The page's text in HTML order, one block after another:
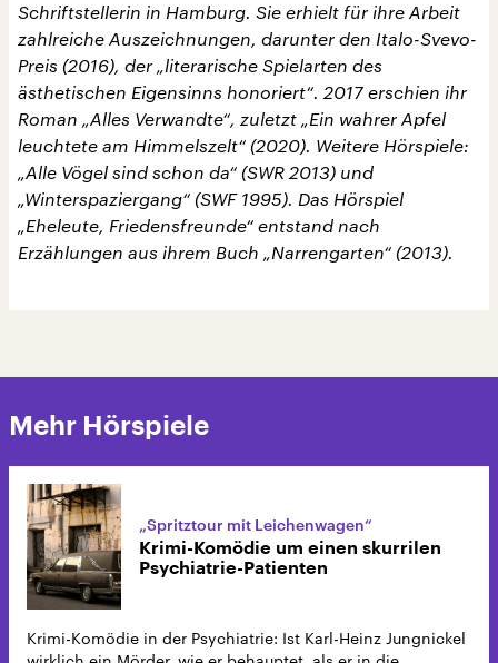
Schriftstellerin in Hamburg. Sie erhielt für ihre Arbeit
zahlreiche Auszeichnungen, darunter den Italo-Svevo-
Preis (2016), der „literarische Spielarten des
ästhetischen Eigensinns honoriert“. 2017 erschien ihr
Roman „Alles Verwandte“, zuletzt „Ein wahrer Apfel
leuchtete am Himmelszelt“ (2020). Weitere Hörspiele:
„Alle Vögel sind schon da“ (SWR 2013) und
„Winterspaziergang“ (SWF 1995). Das Hörspiel
„Eheleute, Friedensfreunde“ entstand nach
Erzählungen aus ihrem Buch „Narrengarten“ (2013).
Mehr Hörspiele
„Spritztour mit Leichenwagen“
Krimi-Komödie um einen skurrilen
Psychiatrie-Patienten
Krimi-Komödie in der Psychiatrie: Ist Karl-Heinz Jungnickel